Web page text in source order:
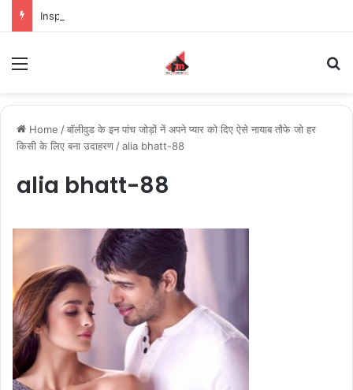
Home /बॉलीवुड के इन पांच जोड़ों नें अपने प्यार को दिए ऐसे नायाब तौफे जो हर
किसी के लिए बना उदाहरण /alia bhatt-88
alia bhatt-88